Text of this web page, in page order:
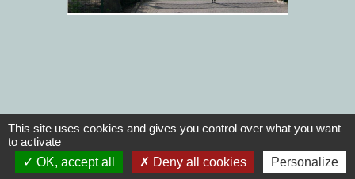
Contacts
This site uses cookies and gives you control over what you want
to activate
OK, accept all
Deny all cookies Personalize